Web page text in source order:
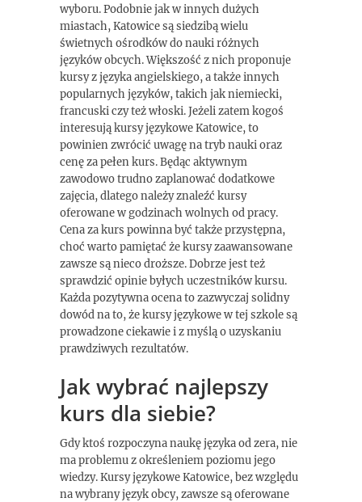
wyboru. Podobnie jak w innych dużych
miastach, Katowice są siedzibą wielu
świetnych ośrodków do nauki różnych
języków obcych. Większość z nich proponuje
kursy z języka angielskiego, a także innych
popularnych języków, takich jak niemiecki,
francuski czy też włoski. Jeżeli zatem kogoś
interesują kursy językowe Katowice, to
powinien zwrócić uwagę na tryb nauki oraz
cenę za pełen kurs. Będąc aktywnym
zawodowo trudno zaplanować dodatkowe
zajęcia, dlatego należy znaleźć kursy
oferowane w godzinach wolnych od pracy.
Cena za kurs powinna być także przystępna,
choć warto pamiętać że kursy zaawansowane
zawsze są nieco droższe. Dobrze jest też
sprawdzić opinie byłych uczestników kursu.
Każda pozytywna ocena to zazwyczaj solidny
dowód na to, że kursy językowe w tej szkole są
prowadzone ciekawie i z myślą o uzyskaniu
prawdziwych rezultatów.
Jak wybrać najlepszy
kurs dla siebie?
Gdy ktoś rozpoczyna naukę języka od zera, nie
ma problemu z określeniem poziomu jego
wiedzy. Kursy językowe Katowice, bez względu
na wybrany język obcy, zawsze są oferowane